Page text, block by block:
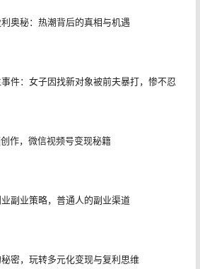
奥秘：热潮背后的真相与机遇
件：女子因找新对象被前夫暴打，惨不忍
作，微信视频号变现秘籍
副业策略，普通人的副业渠道
密，玩转多元化变现与复利思维